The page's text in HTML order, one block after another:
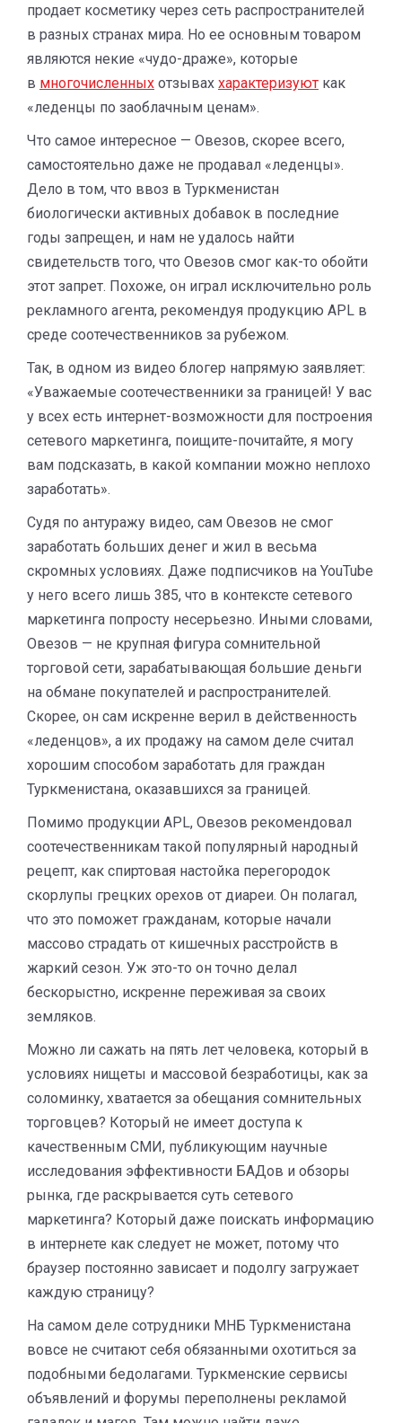
продает косметику через сеть распространителей
в разных странах мира. Но ее основным товаром
являются некие «чудо-драже», которые
в многочисленных отзывах характеризуют как
«леденцы по заоблачным ценам».
Что самое интересное — Овезов, скорее всего,
самостоятельно даже не продавал «леденцы».
Дело в том, что ввоз в Туркменистан
биологически активных добавок в последние
годы запрещен, и нам не удалось найти
свидетельств того, что Овезов смог как-то обойти
этот запрет. Похоже, он играл исключительно роль
рекламного агента, рекомендуя продукцию APL в
среде соотечественников за рубежом.
Так, в одном из видео блогер напрямую заявляет:
«Уважаемые соотечественники за границей! У вас
у всех есть интернет-возможности для построения
сетевого маркетинга, поищите-почитайте, я могу
вам подсказать, в какой компании можно неплохо
заработать».
Судя по антуражу видео, сам Овезов не смог
заработать больших денег и жил в весьма
скромных условиях. Даже подписчиков на YouTube
у него всего лишь 385, что в контексте сетевого
маркетинга попросту несерьезно. Иными словами,
Овезов — не крупная фигура сомнительной
торговой сети, зарабатывающая большие деньги
на обмане покупателей и распространителей.
Скорее, он сам искренне верил в действенность
«леденцов», а их продажу на самом деле считал
хорошим способом заработать для граждан
Туркменистана, оказавшихся за границей.
Помимо продукции APL, Овезов рекомендовал
соотечественникам такой популярный народный
рецепт, как спиртовая настойка перегородок
скорлупы грецких орехов от диареи. Он полагал,
что это поможет гражданам, которые начали
массово страдать от кишечных расстройств в
жаркий сезон. Уж это-то он точно делал
бескорыстно, искренне переживая за своих
земляков.
Можно ли сажать на пять лет человека, который в
условиях нищеты и массовой безработицы, как за
соломинку, хватается за обещания сомнительных
торговцев? Который не имеет доступа к
качественным СМИ, публикующим научные
исследования эффективности БАДов и обзоры
рынка, где раскрывается суть сетевого
маркетинга? Который даже поискать информацию
в интернете как следует не может, потому что
браузер постоянно зависает и подолгу загружает
каждую страницу?
На самом деле сотрудники МНБ Туркменистана
вовсе не считают себя обязанными охотиться за
подобными бедолагами. Туркменские сервисы
объявлений и форумы переполнены рекламой